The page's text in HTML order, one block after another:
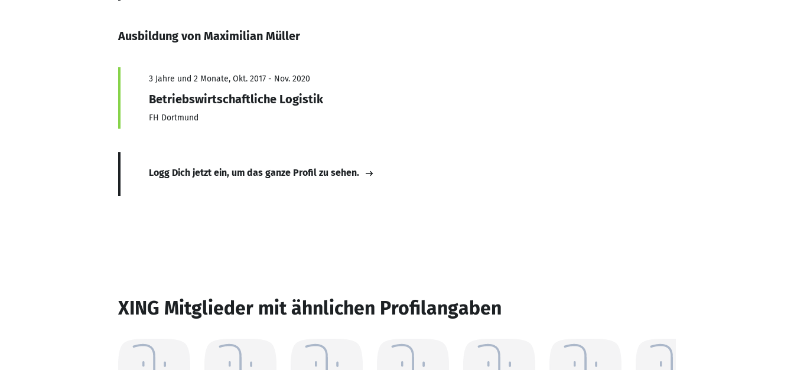
Ausbildung von Maximilian Müller
3 Jahre und 2 Monate, Okt. 2017 - Nov. 2020
Betriebswirtschaftliche Logistik
FH Dortmund
Logg Dich jetzt ein, um das ganze Profil zu sehen.
XING Mitglieder mit ähnlichen Profilangaben